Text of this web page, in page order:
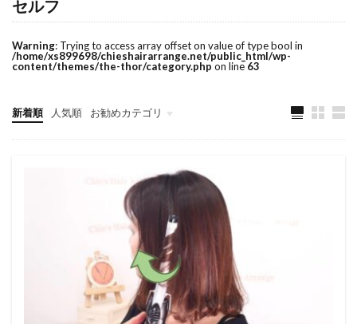
セルフ
Warning: Trying to access array offset on value of type bool in
/home/xs899698/chieshairarrange.net/public_html/wp-
content/themes/the-thor/category.phpon line63
新着順 人気順 お勧めカテゴリ
自分で出来る髪型
トップで纏める
バックで纏める
ネープで纏める
和服に似合う髪型
洋服に似合う髪型
少女用
ヘアアレンジハウツー集
ノウハウ 技術情報
基本のヘアアレンジ
使用商品